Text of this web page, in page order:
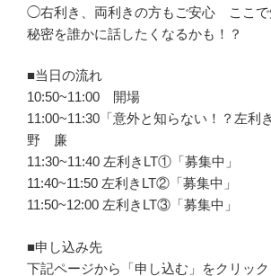
◯右利き、両利きの方もご安心 ここで
秘密を誰かに話したくなるかも！？
■当日の流れ
10:50~11:00 開場
11:00~11:30「意外と知らない！？左利
野 廉
11:30~11:40 左利きLT①「募集中」
11:40~11:50 左利きLT②「募集中」
11:50~12:00 左利きLT③「募集中」
■申し込み先
下記ページから「申し込む」をクリッ